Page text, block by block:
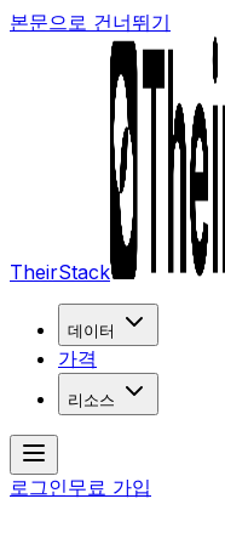
본문으로 건너뛰기
TheirStack
데이터
가격
리소스
로그인무료 가입